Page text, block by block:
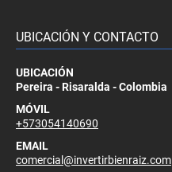
UBICACIÓN Y CONTACTO
UBICACIÓN
Pereira - Risaralda - Colombia
MÓVIL
+573054140690
EMAIL
comercial@invertirbienraiz.com